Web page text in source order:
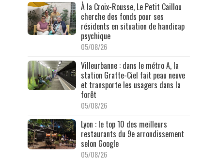
À la Croix-Rousse, Le Petit Caillou
cherche des fonds pour ses
résidents en situation de handicap
psychique
05/08/26
Villeurbanne : dans le métro A, la
station Gratte-Ciel fait peau neuve
et transporte les usagers dans la
forêt
05/08/26
Lyon : le top 10 des meilleurs
restaurants du 9e arrondissement
selon Google
05/08/26